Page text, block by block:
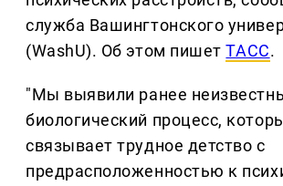
служба Вашингтонского
(WashU). Об этом пишетТАСС.
"Мы выявили ранее
биологический процесс,
связывает трудное детство с
предрасположенностью к